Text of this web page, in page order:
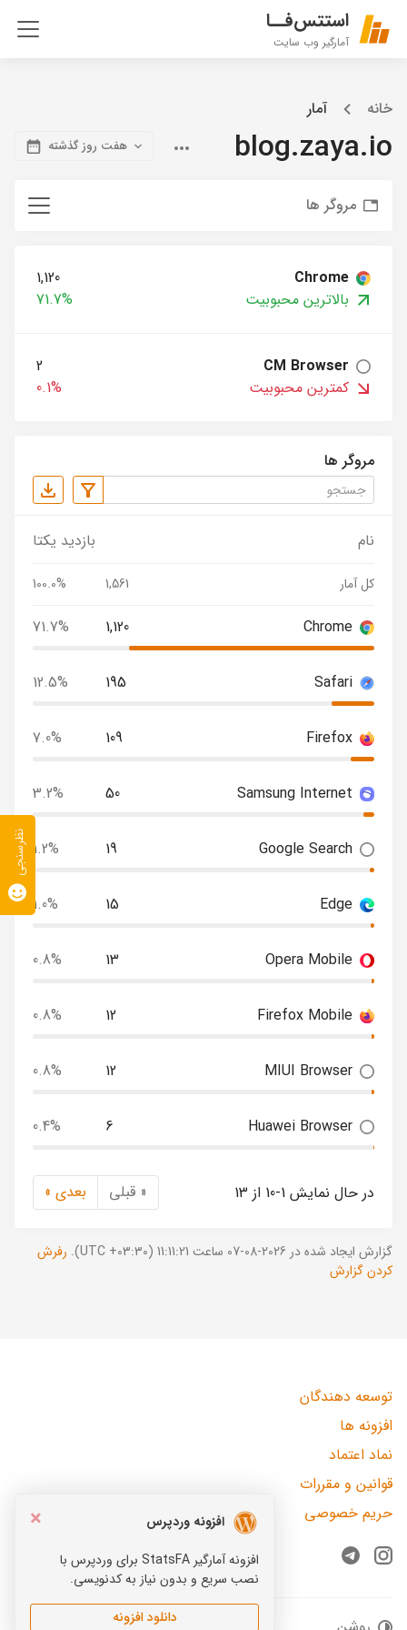
استتس‌فــا
آمارگیر وب سایت
خانه آمار
blog.zaya.io هفت روز گذشته
مروگر ها
Chrome
1,120
بالاترین محبوبیت
71.7%
CM Browser
2
کمترین محبوبیت
0.1%
مروگر ها
نام بازدید یکتا
کل آمار 1,561
100.0%
Chrome
1,120
71.7%
Safari
195
12.5%
Firefox
109
7.0%
Samsung Internet
50
3.2%
Google Search
19
1.2%
Edge
15
1.0%
Opera Mobile
13
0.8%
Firefox Mobile
12
0.8%
MIUI Browser
12
0.8%
Huawei Browser
6
0.4%
در حال نمایش 1-10 از 13 « قبلی بعدی »
گزارش ایجاد شده در 2026-08-07 ساعت 11:11:21 (UTC +03:30).
رفرش
کردن گزارش
×
افزونه وردپرس
افزونه آمارگیر StatsFA برای وردپرس با
نصب سریع و بدون نیاز به کدنویسی.
دانلود افزونه
توسعه دهندگان
افزونه ها
نماد اعتماد
قوانین و مقررات
حریم خصوصی
Instagram
Telegram
نظرسنجی